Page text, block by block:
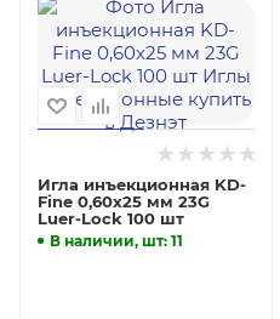
Игла инъекционная KD-
Fine 0,60х25 мм 23G
Luer-Lock 100 шт
В наличии, шт: 11